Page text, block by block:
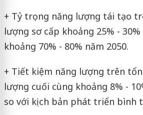
+ Tỷ trọng năng lượng tái tạo
lượng sơ cấp khoảng 25% - 30%
khoảng 70% - 80% năm 2050.
+ Tiết kiệm năng lượng trên
lượng cuối cùng khoảng 8% -
so với kịch bản phát triển bình